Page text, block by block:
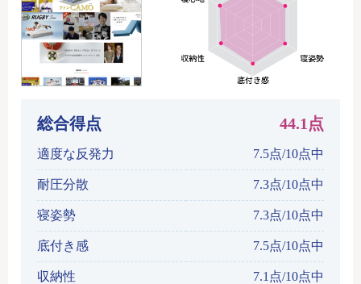
総合得点 44.1点
適度な反発力 7.5点/10点中
耐圧分散 7.3点/10点中
寝姿勢 7.3点/10点中
底付き感 7.5点/10点中
収納性 7.1点/10点中